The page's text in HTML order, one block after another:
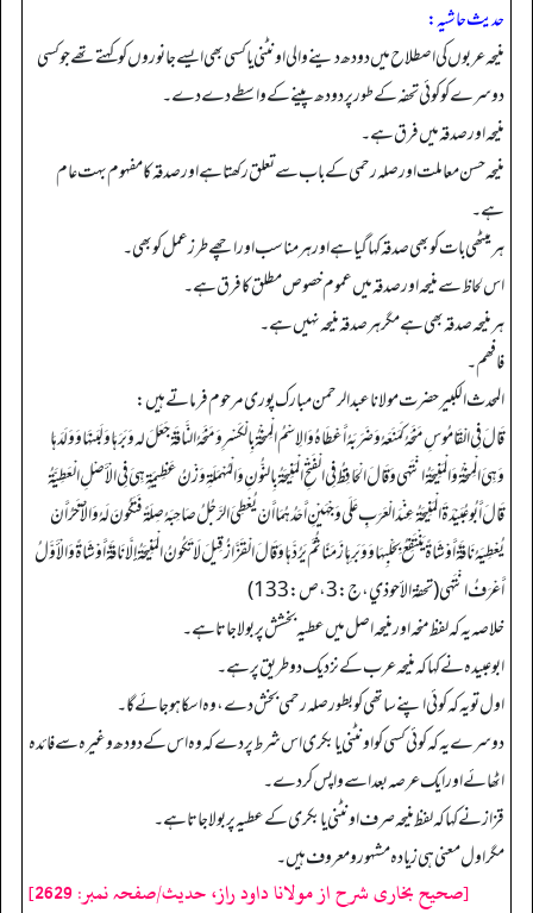
حدیث حاشیہ:
منیحہ عربوں کی اصطلاح میں دودھ دینے والی اونٹنی یا کسی بھی ایسے جانوروں کو کہتے تھے جو کسی
دوسرے کو کوئی تحفہ کے طور پر دودھ پینے کے واسطے دے دے۔
منیحہ اور صدقہ میں فرق ہے۔
منیحہ حسن معاملت اور صلہ رحمی کے باب سے تعلق رکھتا ہے اور صدقہ کا مفہوم بہت عام
ہے۔
ہر میٹھی بات کو بھی صدقہ کہاگیا ہے اور ہر مناسب اور اچھے طرز عمل کو بھی۔
اس لحاظ سے منیحہ اور صدقہ میں عموم خصوص مطلق کا فرق ہے۔
ہر منیحہ صدقہ بھی ہے مگر ہر صدقہ منیحہ نہیں ہے۔
فافھم۔
المحدث الکبیر حضرت مولانا عبدالرحمن مبارک پوری مرحوم فرماتے ہیں:
قَالَ فِي الْقَامُوسِ مَنَحَهُ كَمَنَعَهُ وَضَرَبَهُ أَعْطَاهُ وَالِاسْمُ الْمِنْحَةُ بِالْكَسْرِ وَمَنَحَهُ النَّاقَةَ جَعَلَ له وَبَرَهَا وَلَبَنَهَا وَوَلَدَهَا
وَهِيَ الْمِنْحَةُ وَالْمَنِيحَةُ انْتَهَى وَقَالَ الْحَافِظُ فِي الْفَتْحِ الْمَنِيحَةُ بِالنُّونِ وَالْمُهْمَلَةِ وَزْنُ عَظِيمَةٍ هِيَ فِي الْأَصْلِ الْعَطِيَّةُ
قَالَ أَبُو عُبَيْدَةَ الْمَنِيحَةُ عِنْدَ الْعَرَبِ عَلَى وَجْهَيْنِ أَحَدُهُمَا أَنْ يُعْطِيَ الرَّجُلُ صَاحِبَهُ صِلَةً فَتَكُونَ لَهُ وَالْآخَرُ أَنْ
يُعْطِيَهُ نَاقَةً أَوْ شَاةً يَنْتَفِعُ بِحَلْبِهَا وَوَبَرِهَا زَمَنًا ثُمَّ يَرُدَّهَا وَقَالَ الْقَزَّازُ قِيلَ لَا تَكُونُ الْمَنِيحَةُ إِلَّا نَاقَةً أَوْ شَاةً وَالْأَوَّلُ
أَعْرَفُ انْتَهَى (تحفة الأحوذي، ج: 3، ص: 133)
خلاصہ یہ کہ لفظ منحہ اور منیحہ اصل میں عطیہ بخشش پر بولا جاتا ہے۔
ابوعبیدہ نے کہا کہ منیحہ عرب کے نزدیک دو طریق پر ہے۔
اول تو یہ کہ کوئی اپنے ساتھی کو بطور صلہ رحمی بخش دے، وہ اسکا ہوجائے گا۔
دوسرے یہ کہ کوئی کسی کو اونٹنی یا بکری اس شرط پر دے کہ وہ اس کے دودھ وغیرہ سے فائدہ
اٹھائے اور ایک عرصہ بعد اسے واپس کردے۔
قزاز نے کہا کہ لفظ منیحہ صرف اونٹنی یا بکری کے عطیہ پر بولا جاتا ہے۔
مگر اول معنی ہی زیادہ مشہور و معروف ہیں۔
[صحیح بخاری شرح از مولانا داود راز، حدیث/صفحہ نمبر: 2629]